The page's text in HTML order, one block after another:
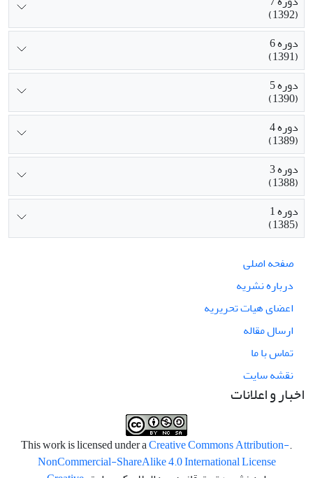
(1392)
دوره 6
(1391)
دوره 5
(1390)
دوره 4
(1389)
دوره 3
(1388)
دوره 1
(1385)
صفحه اصلی
درباره نشریه
اعضای هیات تحریریه
ارسال مقاله
تماس با ما
نقشه سایت
اخبار و اعلانات
.This work is licensed under a
Creative Commons Attribution-
NonCommercial-ShareAlike 4.0 International License